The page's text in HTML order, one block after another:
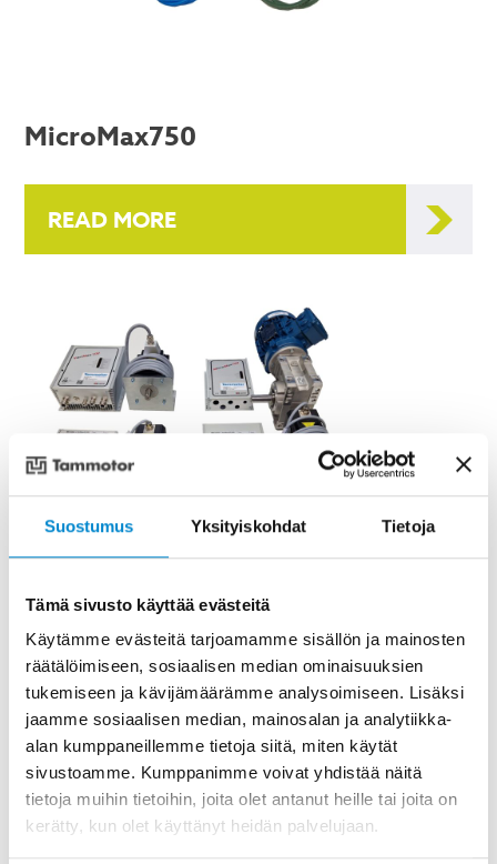
Suostumus Yksityiskohdat Tietoja
Tämä sivusto käyttää evästeitä
Käytämme evästeitä tarjoamamme sisällön ja mainosten
räätälöimiseen, sosiaalisen median ominaisuuksien
tukemiseen ja kävijämäärämme analysoimiseen. Lisäksi
jaamme sosiaalisen median, mainosalan ja analytiikka-
alan kumppaneillemme tietoja siitä, miten käytät
sivustoamme. Kumppanimme voivat yhdistää näitä
tietoja muihin tietoihin, joita olet antanut heille tai joita on
kerätty, kun olet käyttänyt heidän palvelujaan.
MicroMax750
READ MORE
VariMax
READ MORE